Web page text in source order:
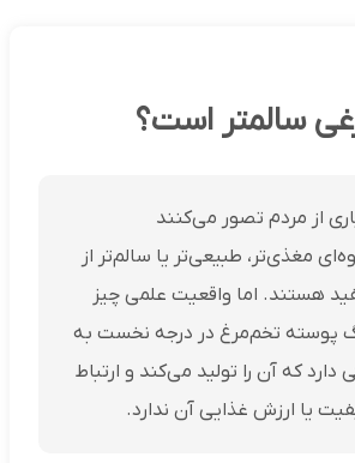
سالمتر است؟
از مردم تصور می‌کنند
مغذی‌تر، طبیعی‌تر یا سالم‌تر از
هستند. اما واقعیت علمی چیز
پوسته تخم‌مرغ در درجه نخست به
دارد که آن را تولید می‌کند و ارتباط
یا ارزش غذایی آن ندارد.